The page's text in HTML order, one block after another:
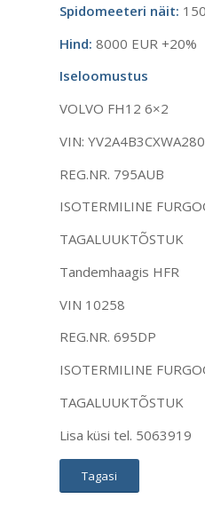
Spidomeeteri näit:
Hind: 8000 EUR +20%
Iseloomustus
VOLVO FH12 6×2
VIN:
REG.NR. 795AUB
ISOTERMILINE
TAGALUUKTÕSTUK
Tandemhaagis HFR
VIN 10258
REG.NR. 695DP
ISOTERMILINE
TAGALUUKTÕSTUK
Lisa küsi tel. 5063919
Tagasi